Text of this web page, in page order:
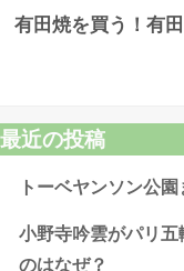
有田焼を買う！有
最近の投稿
トーベヤンソン公
小野寺吟雲がパリ
のはなぜ？